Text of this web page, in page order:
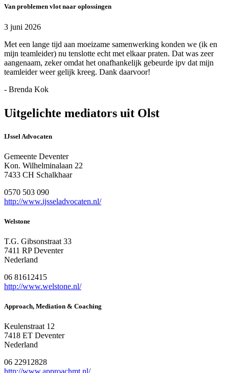
Van problemen vlot naar oplossingen
3 juni 2026
Met een lange tijd aan moeizame samenwerking konden we (ik en
mijn teamleider) nu tenslotte echt met elkaar praten. Dat was zeer
aangenaam, zeker omdat het onafhankelijk gebeurde ipv dat mijn
teamleider weer gelijk kreeg. Dank daarvoor!
- Brenda Kok
Uitgelichte mediators uit Olst
IJssel Advocaten
Gemeente Deventer
Kon. Wilhelminalaan 22
7433 CH Schalkhaar
0570 503 090
http://www.ijsseladvocaten.nl/
Welstone
T.G. Gibsonstraat 33
7411 RP Deventer
Nederland
06 81612415
http://www.welstone.nl/
Approach, Mediation & Coaching
Keulenstraat 12
7418 ET Deventer
Nederland
06 22912828